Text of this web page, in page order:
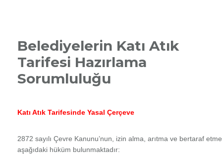
Belediyelerin Katı Atık
Tarifesi Hazırlama
Sorumluluğu
Katı Atık Tarifesinde Yasal Çerçeve
2872 sayılı Çevre Kanunu’nun, izin alma, arıtma ve bertaraf
aşağıdaki hüküm bulunmaktadır: